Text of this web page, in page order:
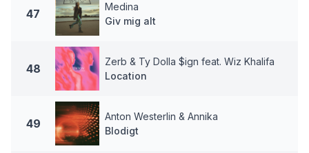
47
Medina
Giv mig alt
48
Zerb & Ty Dolla $ign feat. Wiz Khalifa
Location
49
Anton Westerlin & Annika
Blodigt